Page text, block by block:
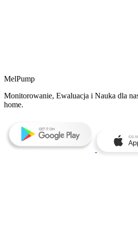
MelPump
Monitorowanie, Ewaluacja i Nauka dla
home.